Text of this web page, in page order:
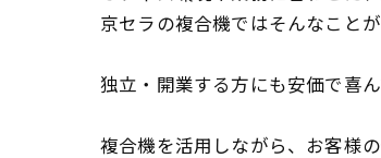
京セラの複合機ではそんなこと
独立・開業する方にも安価で喜
複合機を活用しながら、お客様